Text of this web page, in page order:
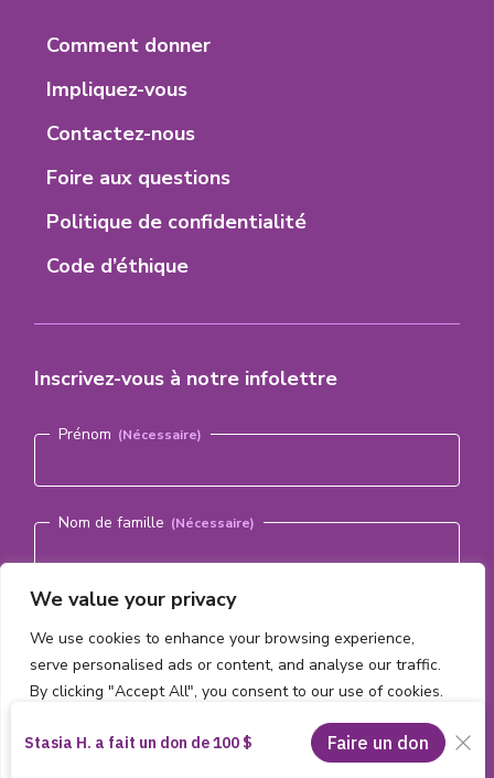
We value your privacy
We use cookies to enhance your browsing experience,
serve personalised ads or content, and analyse our traffic.
By clicking "Accept All", you consent to our use of cookies.
Customise Reject All Accept All
8
nouvel
onglet)
nouvel
onglet)
nouvel
onglet)onglet)
Footer
Menu
Comment donner
Impliquez-vous
Contactez-nous
Foire aux questions
Politique de confidentialité
Code d’éthique
Inscrivez-vous à notre infolettre
Prénom
Nom de famille
Courriel (Nécessaire)
S'abonner